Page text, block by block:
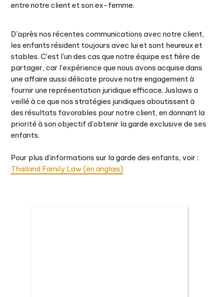
entre notre client et son ex-femme.
D'après nos récentes communications avec notre client,
les enfants résident toujours avec lui et sont heureux et
stables. C'est l'un des cas que notre équipe est fière de
partager, car l'expérience que nous avons acquise dans
une affaire aussi délicate prouve notre engagement à
fournir une représentation juridique efficace. Juslaws a
veillé à ce que nos stratégies juridiques aboutissent à
des résultats favorables pour notre client, en donnant la
priorité à son objectif d'obtenir la garde exclusive de ses
enfants.
Pour plus d'informations sur la garde des enfants, voir :
Thailand Family Law (en anglais)